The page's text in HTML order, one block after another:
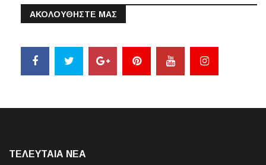
ΑΚΟΛΟΥΘΗΣΤΕ ΜΑΣ
ΤΕΛΕΥΤΑΙΑ NEA